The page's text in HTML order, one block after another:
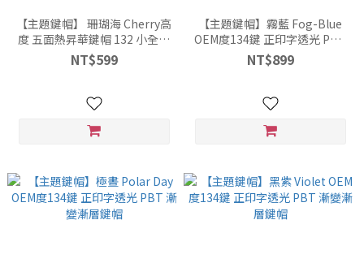
【主題鍵帽】 珊瑚海 Cherry高
度 五面熱昇華鍵帽 132 小全套
支援 60% 80% 100% 鍵盤
NT$599
【主題鍵帽】霧藍 Fog-Blue
OEM度134鍵 正印字透光 PBT
漸變漸層鍵帽
NT$899